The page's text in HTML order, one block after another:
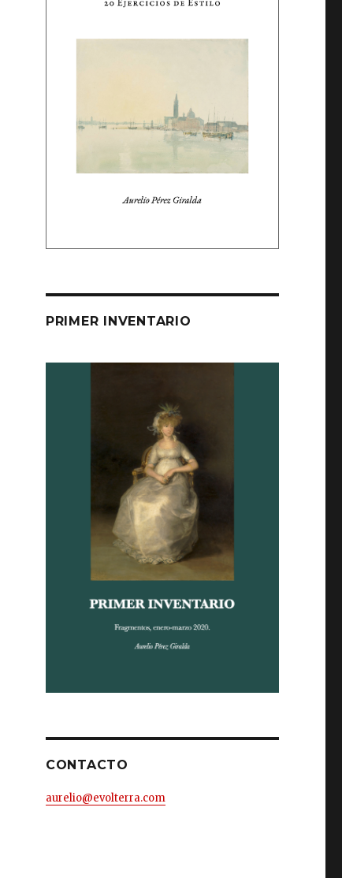
PRIMER INVENTARIO
CONTACTO
aurelio@evolterra.com